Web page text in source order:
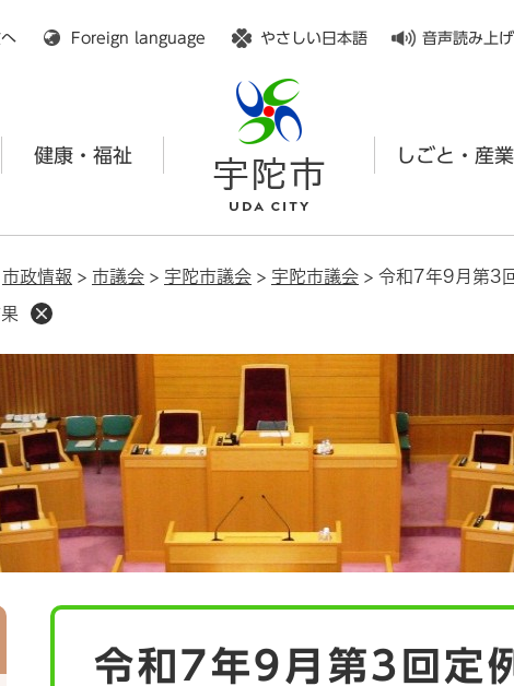
Foreign language やさしい日本語 音声読み上げ
健康・福祉 しごと・産業
市政情報 > 市議会 > 宇陀市議会 > 宇陀市議会 > 令和7年9月第3
令和7年9月第3回定